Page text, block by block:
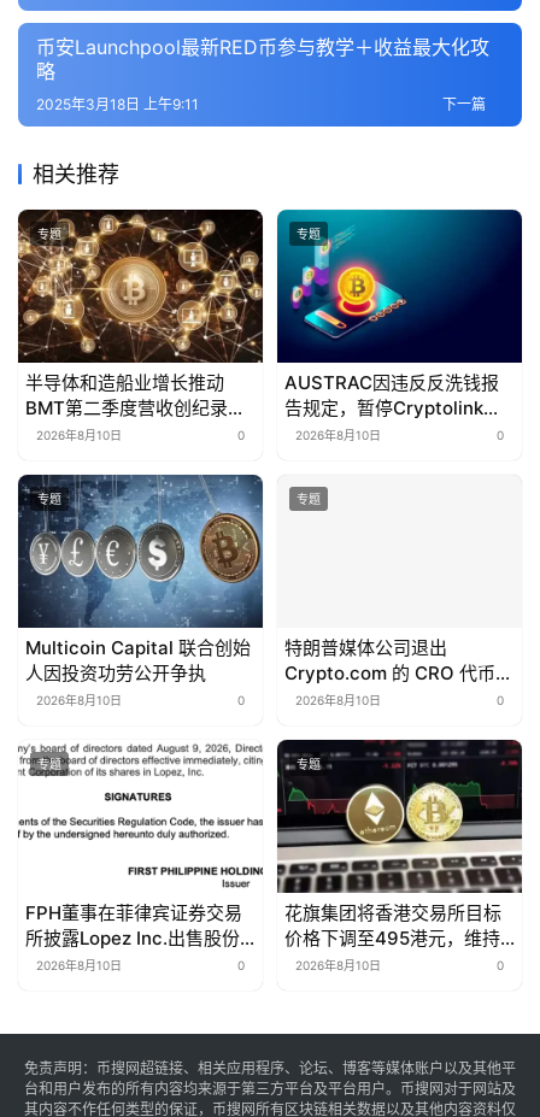
币安Launchpool最新RED币参与教学＋收益最大化攻
略
下一篇
2025年3月18日 上午9:11
相关推荐
专题
半导体和造船业增长推动
BMT第二季度营收创纪录，
达486.4亿韩元
2026年8月10日 0
专题
AUSTRAC因违反反洗钱报
告规定，暂停Cryptolink比
特币ATM业务
2026年8月10日 0
专题
Multicoin Capital 联合创始
人因投资功劳公开争执
2026年8月10日 0
专题
特朗普媒体公司退出
Crypto.com 的 CRO 代币项
目2026年8月10日 0
专题
FPH董事在菲律宾证券交易
所披露Lopez Inc.出售股份
后辞职
2026年8月10日 0
专题
花旗集团将香港交易所目标
价格下调至495港元，维持
买入评级
2026年8月10日 0
免责声明：币搜网超链接、相关应用程序、论坛、博客等媒体账户以及其他平
台和用户发布的所有内容均来源于第三方平台及平台用户。币搜网对于网站及
其内容不作任何类型的保证，币搜网所有区块链相关数据以及其他内容资料仅